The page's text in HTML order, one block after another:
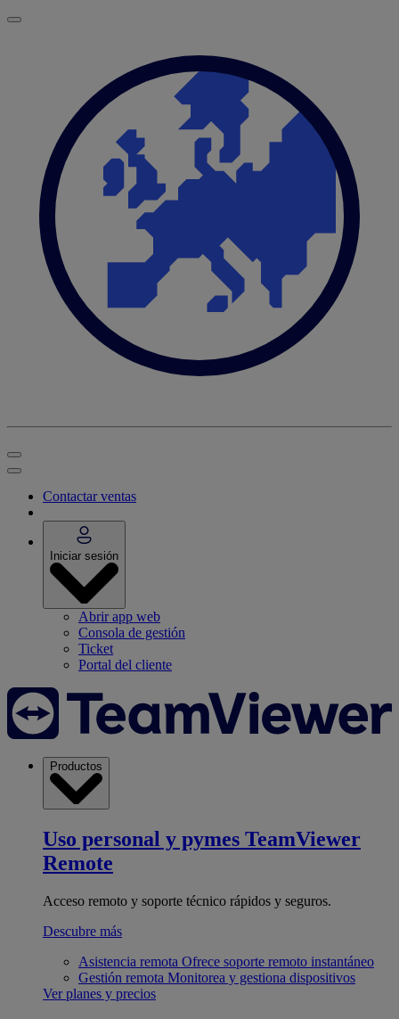
Contactar ventas
Iniciar sesión
Abrir app web
Consola de gestión
Ticket
Portal del cliente
Productos
Uso personal y pymes TeamViewer
Remote
Acceso remoto y soporte técnico rápidos y seguros.
Descubre más
Asistencia remota Ofrece soporte remoto instantáneo
Gestión remota Monitorea y gestiona dispositivos
Ver planes y precios